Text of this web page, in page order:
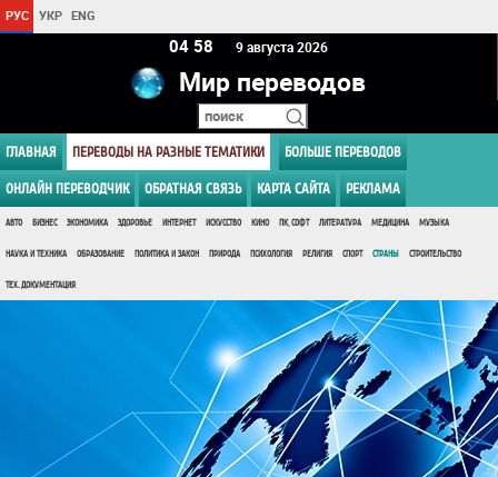
РУС УКР ENG
04:58 9 августа 2026
Мир переводов
ГЛАВНАЯ ПЕРЕВОДЫ НА РАЗНЫЕ ТЕМАТИКИ БОЛЬШЕ ПЕРЕВОДОВ
ОНЛАЙН ПЕРЕВОДЧИК ОБРАТНАЯ СВЯЗЬ КАРТА САЙТА РЕКЛАМА
АВТО БИЗНЕС ЭКОНОМИКА ЗДОРОВЬЕ ИНТЕРНЕТ ИСКУССТВО КИНО ПК, СОФТ ЛИТЕРАТУРА МЕДИЦИНА МУЗЫКА
НАУКА И ТЕХНИКА ОБРАЗОВАНИЕ ПОЛИТИКА И ЗАКОН ПРИРОДА ПСИХОЛОГИЯ РЕЛИГИЯ СПОРТ СТРАНЫ СТРОИТЕЛЬСТВО
ТЕХ. ДОКУМЕНТАЦИЯ